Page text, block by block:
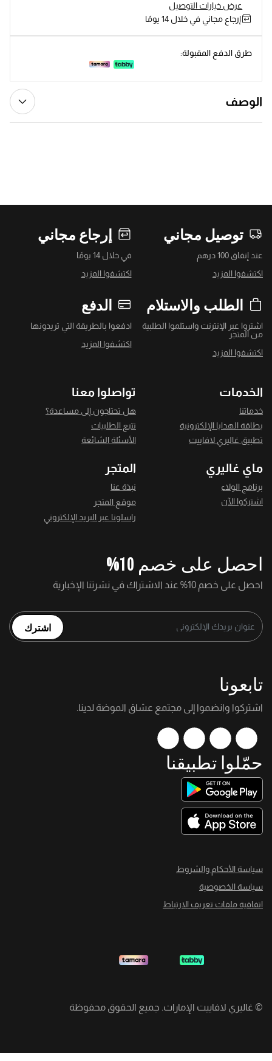
عرض خيارات التوصيل
إرجاع مجاني في خلال 14 يومًا
طرق الدفع المقبولة:
الوصف
توصيل مجاني
عند إنفاق 100 درهم
اكتشفوا المزيد
إرجاع مجاني
في خلال 14 يومًا
اكتشفوا المزيد
الطلب والاستلام
اشتروا عبر الإنترنت واستلموا الطلبية
من المتجر
اكتشفوا المزيد
الدفع
ادفعوا بالطريقة التي تريدونها
اكتشفوا المزيد
الخدمات
خدماتنا
بطاقة الهدايا الإلكترونية
تطبيق غاليري لافاييت
تواصلوا معنا
هل تحتاجون إلى مساعدة؟
تتبع الطلبيات
الأسئلة الشائعة
ماي غاليري
برنامج الولاء
اشتركوا الآن
المتجر
نبذة عنا
موقع المتجر
راسلونا عبر البريد الإلكتروني
احصل على خصم 10%
احصل على خصم 10% عند الاشتراك في نشرتنا الإخبارية
اشترك
تابعونا
اشتركوا وانضموا إلى مجتمع عشاق الموضة لدينا.
حمّلوا تطبيقنا
سياسة الأحكام والشروط
سياسة الخصوصية
اتفاقية ملفات تعريف الارتباط
© غاليري لافاييت الإمارات. جميع الحقوق محفوظة